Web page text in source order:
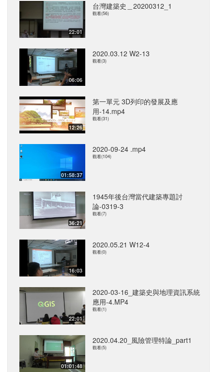
22:01
台灣建築史＿20200312_1
觀看(56)
06:06
2020.03.12 W2-13
觀看(3)
12:26
第一單元 3D列印的發展及應
用-14.mp4
觀看(31)
01:58:37
2020-09-24 .mp4
觀看(104)
36:21
1945年後台灣當代建築專題討
論-0319-3
觀看(7)
16:03
2020.05.21 W12-4
觀看(0)
22:01
2020-03-16_建築史與地理資訊系統
應用-4.MP4
觀看(1)
01:01:48
2020.04.20_風險管理特論_part1
觀看(5)